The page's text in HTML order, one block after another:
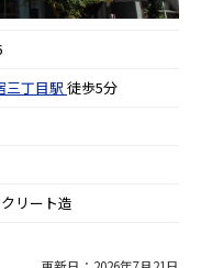
三丁目駅 徒歩5分
リート造